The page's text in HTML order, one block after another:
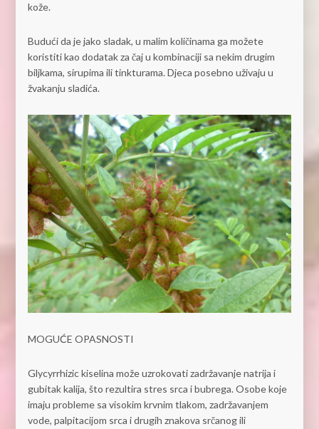
kože.
Budući da je jako sladak, u malim količinama ga možete
koristiti kao dodatak za čaj u kombinaciji sa nekim drugim
biljkama, sirupima ili tinkturama. Djeca posebno uživaju u
žvakanju sladića.
MOGUĆE OPASNOSTI
Glycyrrhizic kiselina može uzrokovati zadržavanje natrija i
gubitak kalija, što rezultira stres srca i bubrega. Osobe koje
imaju probleme sa visokim krvnim tlakom, zadržavanjem
vode, palpitacijom srca i drugih znakova srčanog ili